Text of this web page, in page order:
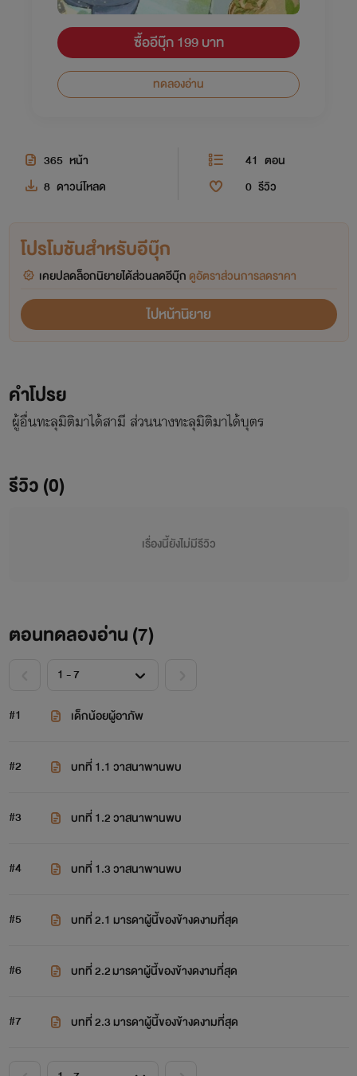
ซื้ออีบุ๊ก 199 บาท
ทดลองอ่าน
365 หน้า 41 ตอน
8 ดาวน์โหลด 0 รีวิว
โปรโมชันสำหรับอีบุ๊ก
เคยปลดล็อกนิยายได้ส่วนลดอีบุ๊ก ดูอัตราส่วนการลดราคา
ไปหน้านิยาย
คำโปรย
ผู้อื่นทะลุมิติมาได้สามี ส่วนนางทะลุมิติมาได้บุตร
รีวิว (0)
เรื่องนี้ยังไม่มีรีวิว
ตอนทดลองอ่าน (7)
#1 เด็กน้อยผู้อาภัพ
#2 บทที่ 1.1 วาสนาพานพบ
#3 บทที่ 1.2 วาสนาพานพบ
#4 บทที่ 1.3 วาสนาพานพบ
#5 บทที่ 2.1 มารดาผู้นี้ของข้างดงามที่สุด
#6 บทที่ 2.2 มารดาผู้นี้ของข้างดงามที่สุด
#7 บทที่ 2.3 มารดาผู้นี้ของข้างดงามที่สุด